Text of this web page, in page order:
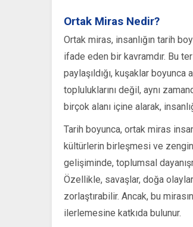
Ortak Miras Nedir?
Ortak miras, insanlığın tarih
ifade eden bir kavramdır. Bu
paylaşıldığı, kuşaklar
topluluklarını değil, aynı
birçok alanı içine alarak,
Tarih boyunca, ortak miras
kültürlerin birleşmesi ve
gelişiminde, toplumsal
Özellikle, savaşlar, doğa
zorlaştırabilir. Ancak, bu
ilerlemesine katkıda bulunur.